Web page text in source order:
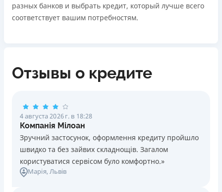
разных банков и выбрать кредит, который лучше всего
соответствует вашим потребностям.
Отзывы о кредите
4 августа 2026 г. в 18:28
Компанія Мілоан
Зручний застосунок, оформлення кредиту пройшло
швидко та без зайвих складнощів. Загалом
користуватися сервісом було комфортно.»
Марія, Львів